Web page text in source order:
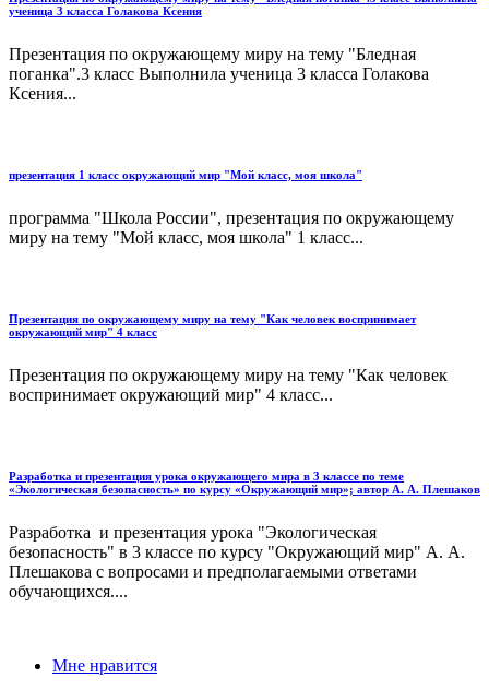
ученица 3 класса Голакова Ксения
Презентация по окружающему миру на тему "Бледная
поганка".3 класс Выполнила ученица 3 класса Голакова
Ксения...
презентация 1 класс окружающий мир "Мой класс, моя школа"
программа "Школа России", презентация по окружающему
миру на тему "Мой класс, моя школа" 1 класс...
Презентация по окружающему миру на тему "Как человек воспринимает
окружающий мир" 4 класс
Презентация по окружающему миру на тему "Как человек
воспринимает окружающий мир" 4 класс...
Разработка и презентация урока окружающего мира в 3 классе по теме
«Экологическая безопасность» по курсу «Окружающий мир»; автор А. А. Плешаков
Разработка и презентация урока "Экологическая
безопасность" в 3 классе по курсу "Окружающий мир" А. А.
Плешакова с вопросами и предполагаемыми ответами
обучающихся....
Мне нравится